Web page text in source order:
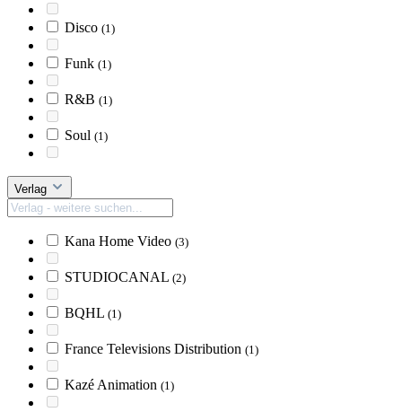
Disco (1)
Funk (1)
R&B (1)
Soul (1)
Verlag
Kana Home Video (3)
STUDIOCANAL (2)
BQHL (1)
France Televisions Distribution (1)
Kazé Animation (1)